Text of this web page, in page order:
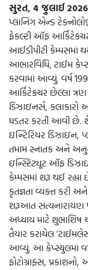
સુરત, 4 જુલાઈ
પ્લાનિંગ એન્ડ
ફેકલ્ટી ઑફ
આઈડીપીટી કેમ્પસમાં
આભારવિધિ, ટાઈમ
કરવામાં આવ્યું. વર્ષ
આર્કિટેક્ચર છેલ્લા ત્રણ
ડિઝાઇનર્સ,
ઘડતર કરતી આવી છે.
ઇન્ટિરિયર ડિઝાઇન,
તમામ સ્નાતક અને
ઇન્સ્ટિટ્યૂટ ઑફ
કેમ્પસમાં શરૂ થઈ
કૃતજ્ઞતા વ્યક્ત કરી અને
શરૂઆત સત્યનારાયણ
અધ્યાય માટે શુભાશિષ
તૈયાર કરાયેલ
આવ્યું. આ કેપ્સ્યુલમાં
ફોટોગ્રાફ્સ,